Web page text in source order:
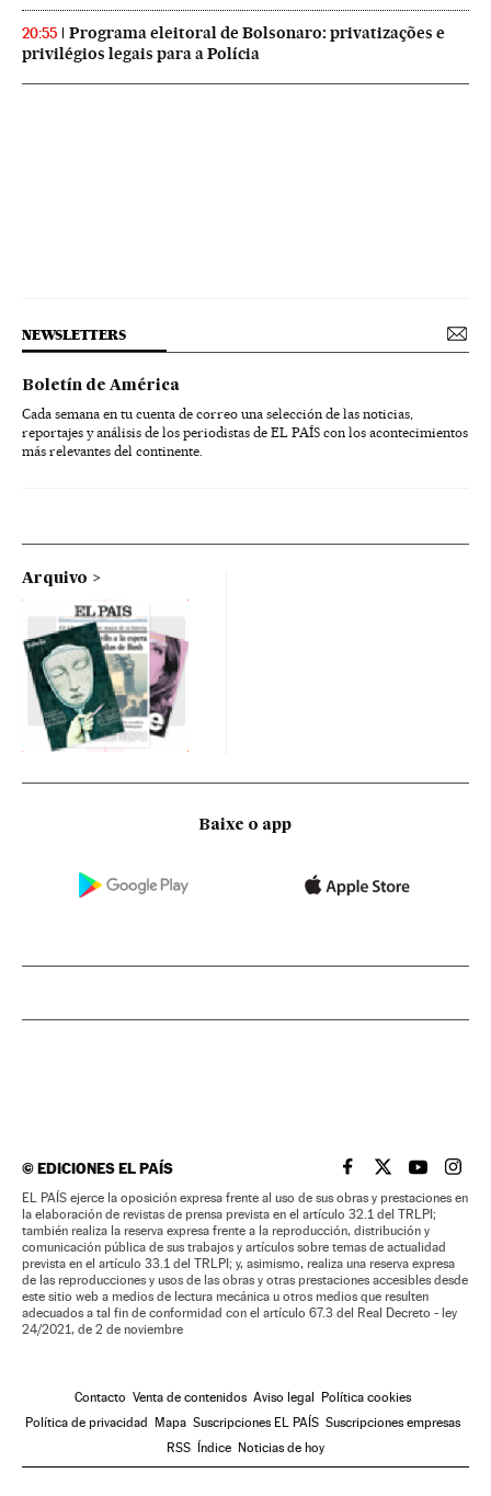
20:55
Programa eleitoral de Bolsonaro: privatizações e
privilégios legais para a Polícia
NEWSLETTERS
Boletín de América
Cada semana en tu cuenta de correo una selección de las noticias,
reportajes y análisis de los periodistas de EL PAÍS con los acontecimientos
más relevantes del continente.
Arquivo
Baixe o app
©EDICIONES EL PAÍS EL PAÍS BRASIL EN
EL PAÍSEL PAÍS
EL
EL PAÍS ejerce la oposición expresa frente al uso de sus obras y prestaciones en
la elaboración de revistas de prensa prevista en el artículo 32.1 del TRLPI;
también realiza la reserva expresa frente a la reproducción, distribución y
comunicación pública de sus trabajos y artículos sobre temas de actualidad
prevista en el artículo 33.1 del TRLPI; y, asimismo, realiza una reserva expresa
de las reproducciones y usos de las obras y otras prestaciones accesibles desde
este sitio web a medios de lectura mecánica u otros medios que resulten
adecuados a tal fin de conformidad con el artículo 67.3 del Real Decreto - ley
24/2021, de 2 de noviembre
Contacto Venta de contenidos Aviso legal
Política cookies
Política de privacidad
Mapa Suscripciones EL PAÍS Suscripciones empresas
RSS
Índice Noticias de hoy